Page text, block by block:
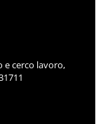
e cerco lavoro,